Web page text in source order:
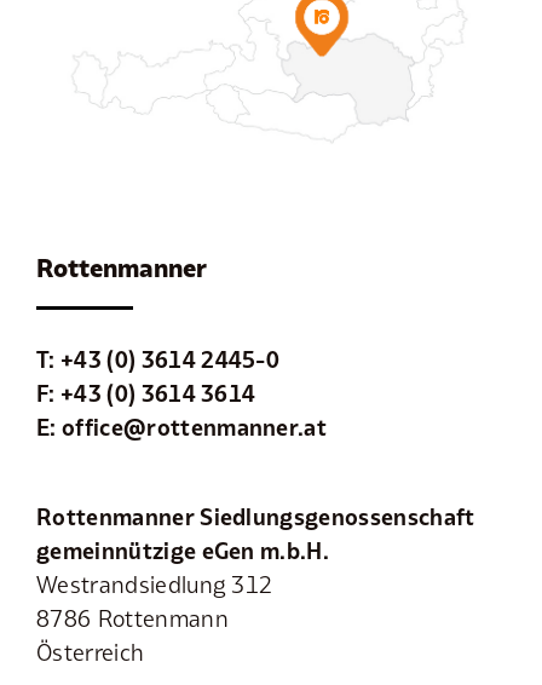
Rottenmanner
T: +43 (0) 3614 2445-0
F: +43 (0) 3614 3614
E: office@rottenmanner.at
Rottenmanner Siedlungsgenossenschaft
gemeinnützige eGen m.b.H.
Westrandsiedlung 312
8786 Rottenmann
Österreich